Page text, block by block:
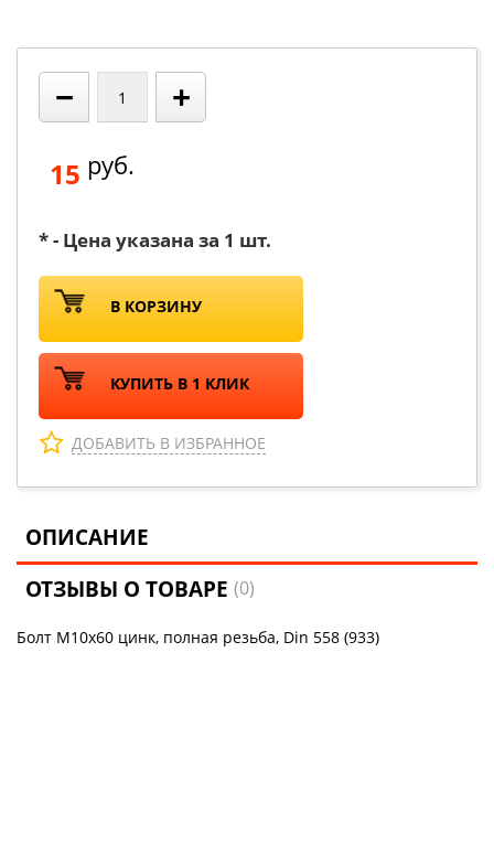
− +
15 руб.
* - Цена указана за 1 шт.
В КОРЗИНУ
КУПИТЬ В 1 КЛИК
ДОБАВИТЬ В ИЗБРАННОЕ
ОПИСАНИЕ
ОТЗЫВЫ О ТОВАРЕ(0)
Болт М10х60 цинк, полная резьба, Din 558 (933)